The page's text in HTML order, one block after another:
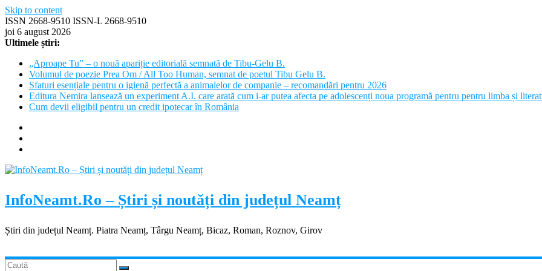
Skip to content
ISSN 2668-9510 ISSN-L 2668-9510
joi 6 august 2026
Ultimele știri:
„Aproape Tu” – o nouă apariție editorială semnată de Tibu-Gelu B.
Volumul de poezie Prea Om / All Too Human, semnat de poetul Tibu Gelu B.
Sfaturi esențiale pentru o igienă perfectă a animalelor de companie – recomandări pentru 2026
Editura Nemira lansează un experiment A.I. care arată cum i-ar putea afecta pe adolescenți noua programă pentru pentru limba și
Cum devii eligibil pentru un credit ipotecar în România
InfoNeamt.Ro – Știri și noutăți din județul Neamț
Știri din județul Neamț. Piatra Neamț, Târgu Neamț, Bicaz, Roman, Roznov, Girov